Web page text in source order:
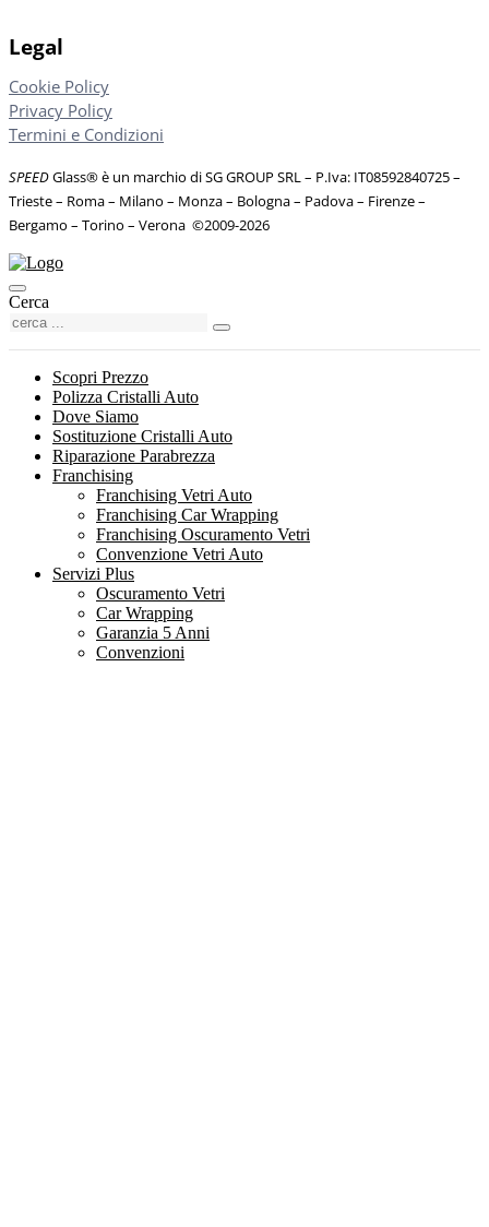
Legal
Cookie Policy
Privacy Policy
Termini e Condizioni
SPEEDGlass® è un marchio di SG GROUP SRL – P.Iva: IT08592840725–
Trieste – Roma – Milano – Monza – Bologna – Padova – Firenze –
Bergamo – Torino – Verona ©2009-2026
Cerca
Scopri Prezzo
Polizza Cristalli Auto
Dove Siamo
Sostituzione Cristalli Auto
Riparazione Parabrezza
Franchising
Franchising Vetri Auto
Franchising Car Wrapping
Franchising Oscuramento Vetri
Convenzione Vetri Auto
Servizi Plus
Oscuramento Vetri
Car Wrapping
Garanzia 5 Anni
Convenzioni